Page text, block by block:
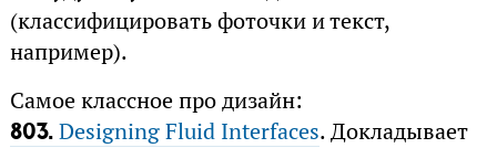
(классифицировать фоточки и текст,
например).
Самое классное про дизайн:
803.Designing Fluid Interfaces. Докладывает